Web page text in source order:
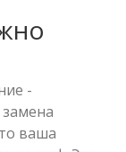
-
ваша